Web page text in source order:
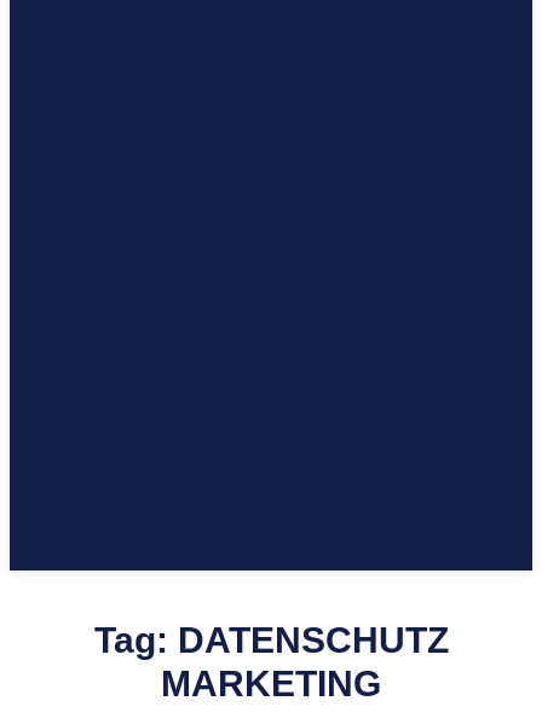
Tag: DATENSCHUTZ
MARKETING